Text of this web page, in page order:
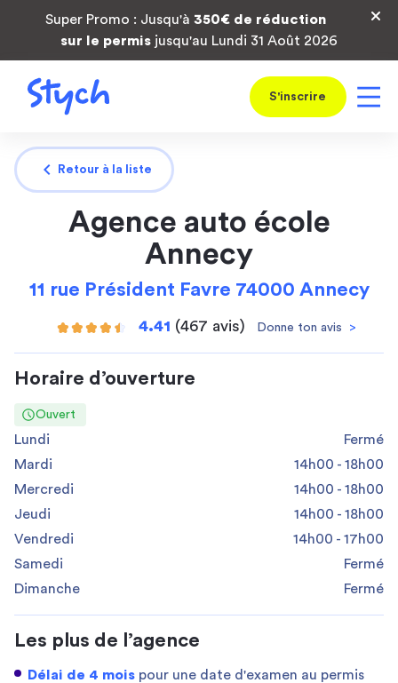
Super Promo : Jusqu'à 350€ de réduction
sur le permis jusqu'au Lundi 31 Août 2026
S'inscrire
chevron_left Retour à la liste
Agence auto école
Annecy
11 rue Président Favre 74000 Annecy
4.41 (467 avis) Donne ton avis >
Horaire d’ouverture
Ouvert
Lundi
Fermé
Mardi
14h00 - 18h00
Mercredi
14h00 - 18h00
Jeudi
14h00 - 18h00
Vendredi
14h00 - 17h00
Samedi
Fermé
Dimanche
Fermé
Les plus de l’agence
Délai de 4 mois pour une date d'examen au permis